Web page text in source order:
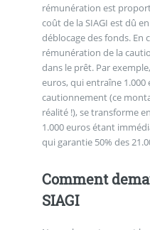
rémunération est
coût de la SIAGI est dû
déblocage des fonds. En
rémunération de la
dans le prêt. Par
euros, qui entraîne 1.000
cautionnement (ce
réalité !), se transforme
1.000 euros étant
qui garantie 50% des
Comment
SIAGI